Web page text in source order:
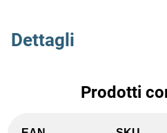
Dettagli
Prodotti